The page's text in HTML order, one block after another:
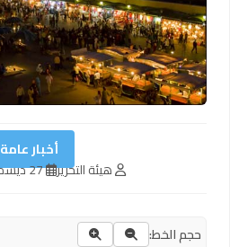
أخبار عامة
هيئة التحرير 27 ديسمبر 2014
حجم الخط: